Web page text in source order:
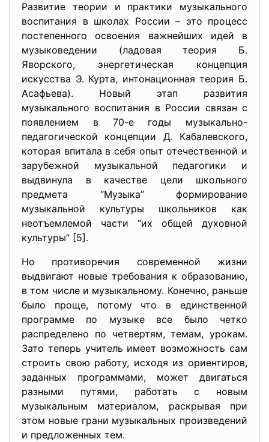
Развитие теории и практики музыкального
воспитания в школах России – это процесс
постепенного освоения важнейших идей в
музыковедении (ладовая теория Б.
Яворского, энергетическая концепция
искусства Э. Курта, интонационная теория Б.
Асафьева). Новый этап развития
музыкального воспитания в России связан с
появлением в 70-е годы музыкально-
педагогической концепции Д. Кабалевского,
которая впитала в себя опыт отечественной и
зарубежной музыкальной педагогики и
выдвинула в качестве цели школьного
предмета “Музыка” формирование
музыкальной культуры школьников как
неотъемлемой части “их общей духовной
культуры” [5].
Но противоречия современной жизни
выдвигают новые требования к образованию,
в том числе и музыкальному. Конечно, раньше
было проще, потому что в единственной
программе по музыке все было четко
распределено по четвертям, темам, урокам.
Зато теперь учитель имеет возможность сам
строить свою работу, исходя из ориентиров,
заданных программами, может двигаться
разными путями, работать с новым
музыкальным материалом, раскрывая при
этом новые грани музыкальных произведений
и предложенных тем.